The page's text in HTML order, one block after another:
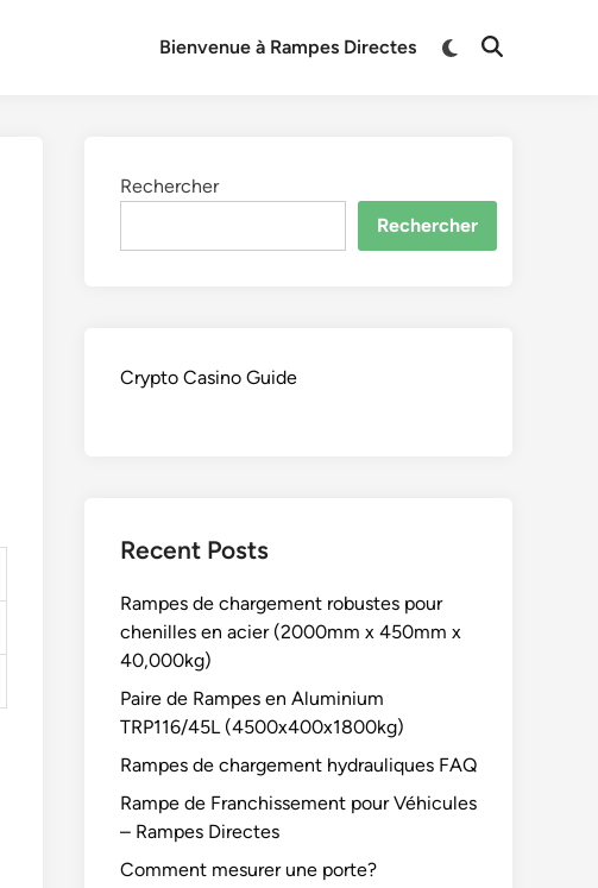
Bienvenue à Rampes Directes
Switch
Open
Rechercher
Rechercher
Crypto Casino Guide
Recent Posts
Rampes de chargement robustes pour
chenilles en acier (2000mm x 450mm x
40,000kg)
Paire de Rampes en Aluminium
TRP116/45L (4500x400x1800kg)
Rampes de chargement hydrauliques FAQ
Rampe de Franchissement pour Véhicules
– Rampes Directes
Comment mesurer une porte?